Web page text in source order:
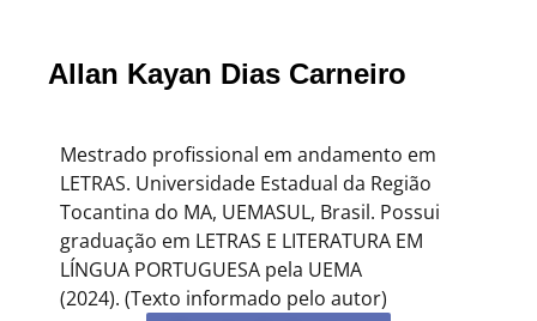
Allan Kayan Dias Carneiro
Mestrado profissional em andamento em
LETRAS. Universidade Estadual da Região
Tocantina do MA, UEMASUL, Brasil. Possui
graduação em LETRAS E LITERATURA EM
LÍNGUA PORTUGUESA pela UEMA
(2024). (Texto informado pelo autor)